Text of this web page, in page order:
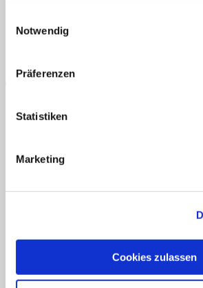
Notwendig
Präferenzen
Statistiken
Marketing
Cookies zulassen